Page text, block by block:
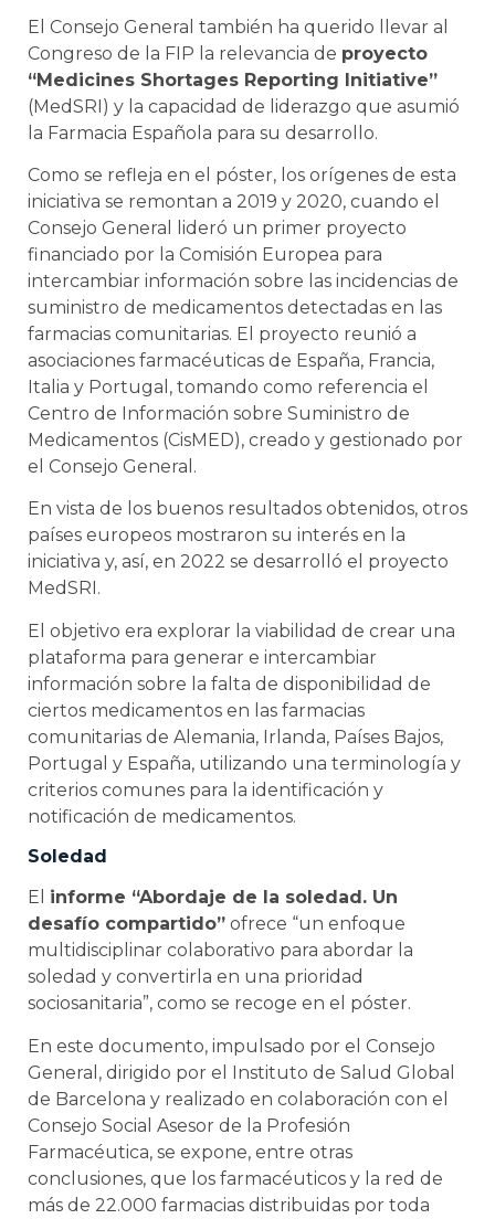
El Consejo General también ha querido llevar al
Congreso de la FIP la relevancia de proyecto
“Medicines Shortages Reporting Initiative”
(MedSRI) y la capacidad de liderazgo que asumió
la Farmacia Española para su desarrollo.
Como se refleja en el póster, los orígenes de esta
iniciativa se remontan a 2019 y 2020, cuando el
Consejo General lideró un primer proyecto
financiado por la Comisión Europea para
intercambiar información sobre las incidencias de
suministro de medicamentos detectadas en las
farmacias comunitarias. El proyecto reunió a
asociaciones farmacéuticas de España, Francia,
Italia y Portugal, tomando como referencia el
Centro de Información sobre Suministro de
Medicamentos (CisMED), creado y gestionado por
el Consejo General.
En vista de los buenos resultados obtenidos, otros
países europeos mostraron su interés en la
iniciativa y, así, en 2022 se desarrolló el proyecto
MedSRI.
El objetivo era explorar la viabilidad de crear una
plataforma para generar e intercambiar
información sobre la falta de disponibilidad de
ciertos medicamentos en las farmacias
comunitarias de Alemania, Irlanda, Países Bajos,
Portugal y España, utilizando una terminología y
criterios comunes para la identificación y
notificación de medicamentos.
Soledad
El informe “Abordaje de la soledad. Un
desafío compartido” ofrece “un enfoque
multidisciplinar colaborativo para abordar la
soledad y convertirla en una prioridad
sociosanitaria”, como se recoge en el póster.
En este documento, impulsado por el Consejo
General, dirigido por el Instituto de Salud Global
de Barcelona y realizado en colaboración con el
Consejo Social Asesor de la Profesión
Farmacéutica, se expone, entre otras
conclusiones, que los farmacéuticos y la red de
más de 22.000 farmacias distribuidas por toda